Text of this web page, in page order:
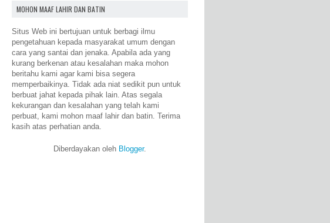
MOHON MAAF LAHIR DAN BATIN
Situs Web ini bertujuan untuk berbagi ilmu
pengetahuan kepada masyarakat umum dengan
cara yang santai dan jenaka. Apabila ada yang
kurang berkenan atau kesalahan maka mohon
beritahu kami agar kami bisa segera
memperbaikinya. Tidak ada niat sedikit pun untuk
berbuat jahat kepada pihak lain. Atas segala
kekurangan dan kesalahan yang telah kami
perbuat, kami mohon maaf lahir dan batin. Terima
kasih atas perhatian anda.
Diberdayakan oleh Blogger.